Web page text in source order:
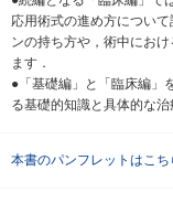
応用術式の進め方につい
ンの持ち方や，術中にお
ます．
●「基礎編」と「臨床編」
る基礎的知識と具体的な
本書のパンフレットはこち